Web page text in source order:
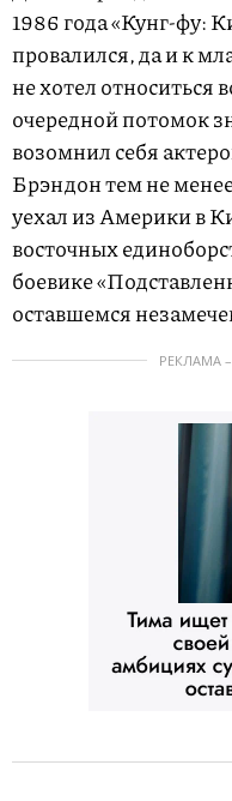
1986 года «Кунг-фу:
провалился, да и к
не хотел относиться
очередной потомок
возомнил себя
Брэндон тем не
уехал из Америки в
восточных
боевике
оставшемся
РЕКЛАМА